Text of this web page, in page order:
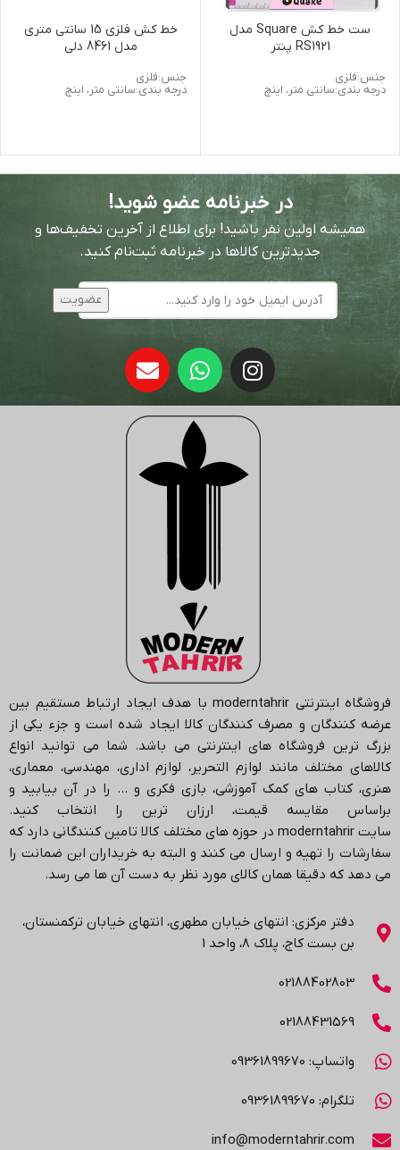
ست خط کش Square مدل
RS1921 پنتر
جنس:فلزی
درجه بندی:سانتی متر، اینچ
خط کش فلزی 15 سانتی متری
مدل 8461 دلی
جنس:فلزی
درجه بندی:سانتی متر، اینچ
در خبرنامه عضو شوید!
همیشه اولین نفر باشید! برای اطلاع از آخرین تخفیف‌ها و
جدیدترین کالاها در خبرنامه ثبت‌نام کنید.
فروشگاه اینترنتی moderntahrir با هدف ایجاد ارتباط مستقیم بین
عرضه کنندگان و مصرف کنندگان کالا ایجاد شده است و جزء یکی از
بزرگ ترین فروشگاه های اینترنتی می باشد. شما می توانید انواع
کالاهای مختلف مانند لوازم التحریر، لوازم اداری، مهندسی، معماری،
هنری، کتاب های کمک آموزشی، بازی فکری و … را در آن بیابید و
براساس مقایسه قیمت، ارزان ترین را انتخاب کنید.
سایتmoderntahrir در حوزه های مختلف کالا تامین کنندگانی دارد که
سفارشات را تهیه و ارسال می کنند و البته به خریداران این ضمانت را
می دهد که دقیقا همان کالای مورد نظر به دست آن ها می رسد.
دفتر مرکزی: انتهاي خیابان مطهری، انتهاي خیابان ترکمنستان،
بن بست کاج، پلاک ۸، واحد 1
02188402803
02188431569
واتساپ: 09361899670
تلگرام: 09361899670
info@moderntahrir.com